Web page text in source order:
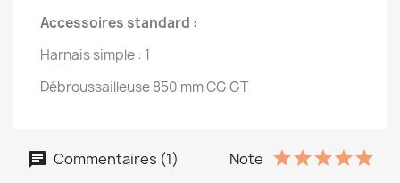
Accessoires standard :
Harnais simple : 1
Débroussailleuse 850 mm CG GT
Commentaires (1) Note